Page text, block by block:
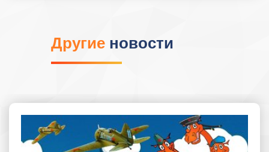
Другие новости